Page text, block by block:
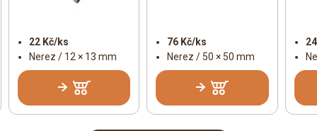
22 Kč/ks
Nerez / 12 × 13 mm
76 Kč/ks
Nerez / 50 × 50 mm